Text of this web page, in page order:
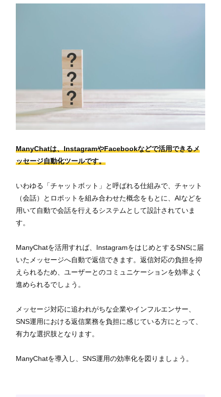
ManyChatは、InstagramやFacebookなどで活用できるメ
ッセージ自動化ツールです。
いわゆる「チャットボット」と呼ばれる仕組みで、チャット
（会話）とロボットを組み合わせた概念をもとに、AIなどを
用いて自動で会話を行えるシステムとして設計されていま
す。
ManyChatを活用すれば、InstagramをはじめとするSNSに届
いたメッセージへ自動で返信できます。返信対応の負担を抑
えられるため、ユーザーとのコミュニケーションを効率よく
進められるでしょう。
メッセージ対応に追われがちな企業やインフルエンサー、
SNS運用における返信業務を負担に感じている方にとって、
有力な選択肢となります。
ManyChatを導入し、SNS運用の効率化を図りましょう。